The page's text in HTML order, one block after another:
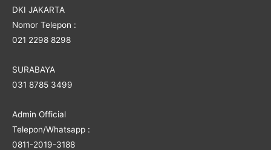
DKI JAKARTA
Nomor Telepon :
021 2298 8298
SURABAYA
031 8785 3499
Admin Official
Telepon/Whatsapp :
0811-2019-3188